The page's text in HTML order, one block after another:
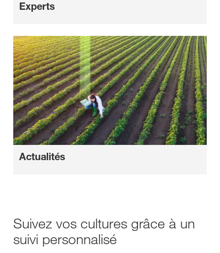
Experts
Actualités
Suivez vos cultures grâce à un
suivi personnalisé